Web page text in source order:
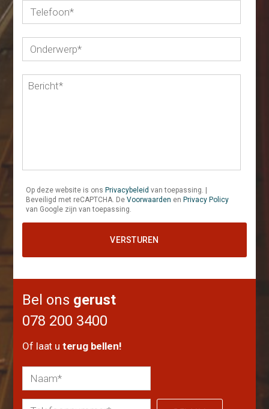
Op deze website is onsPrivacybeleid van toepassing. |
Beveiligd met reCAPTCHA. DeVoorwaarden enPrivacy Policy
van Google zijn van toepassing.
Bel ons gerust
078 200 3400
Of laat u terug bellen!